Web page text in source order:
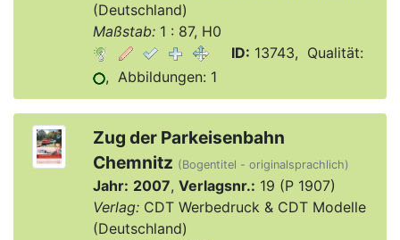
(Deutschland)
Maßstab:1 : 87, H0
ID: 13743, Qualität:
, Abbildungen: 1
Zug der Parkeisenbahn
Chemnitz (Bogentitel - originalsprachlich)
Jahr: 2007, Verlagsnr.: 19 (P 1907)
Verlag:CDT Werbedruck & CDT Modelle
(Deutschland)